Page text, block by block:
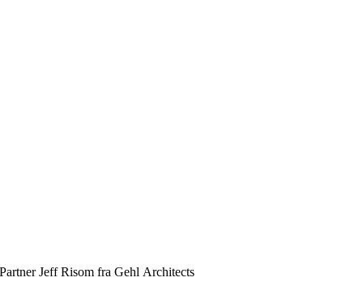
Partner Jeff Risom fra Gehl Architects